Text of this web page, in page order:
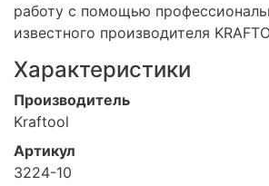
работу с помощью
известного производителя
Характеристики
Производитель
Kraftool
Артикул
3224-10